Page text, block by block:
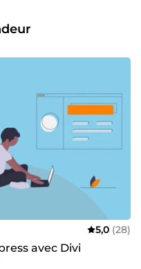
marketing sur
cible, la réalisation
d'industries, des petites
Ma passion est d'aider
à atteindre leurs
ligne efficace. Je suis
et de me tenir au
de marketing pour
les solutions de
de travailler avec vous.
5,0 (28)
avec Divi